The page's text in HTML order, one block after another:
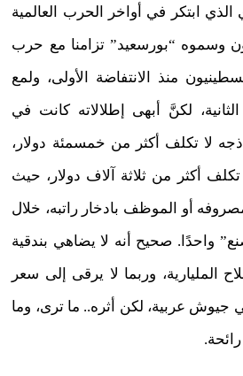
ابتكر في أواخر الحرب العالمية
وسموه “بورسعيد” تزامنا مع حرب
منذ الانتفاضة الأولى، ولمع
لكنَّ أبهى إطلالاته كانت في
لا تكلف أكثر من خمسمئة دولار،
أكثر من ثلاثة آلاف دولار، حيث
أو الموظف بادخار راتبه، خلال
واحدًا. صحيح أنه لا يضاهي بندقية
المليارية، وربما لا يرقى إلى سعر
جيوش عربية، لكن أثره.. ما ترى، وما